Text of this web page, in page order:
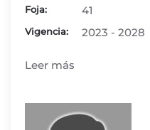
Foja: 41
Vigencia: 2023 - 2028
Leer más